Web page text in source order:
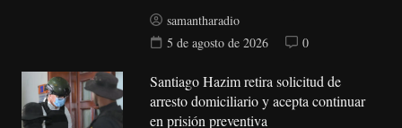
samantharadio
5 de agosto de 2026
0
Santiago Hazim retira solicitud de
arresto domiciliario y acepta continuar
en prisión preventiva